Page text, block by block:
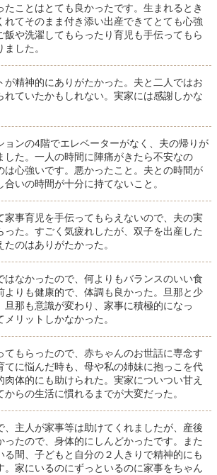
たことはとても良かったです。生まれるとき
れてそのまま付き添い出産できてとても心強
飯や洗濯してもらったり育児も手伝ってもら
した。
が精神的にありがたかった。夫と二人ではお
れていたかもしれない。実家には感謝しかな
ョンの4階でエレベーターがなく、夫の帰りが
した。一人の時間に陣痛がきたら不安なの
は心強いです。悪かったこと。夫との時間が
いの時間が十分に持てないこと。
家事育児を手伝ってもらえないので、夫の実
った。すごく気疲れしたが、双子を出産した
のはありがたかった。
はなかったので、何よりもバランスのいい食
よりも健康的で、体調も良かった。旦那と少
旦那も意識が変わり、家事に積極的になっ
リットしかなかった。
てもらったので、赤ちゃんのお世話に専念す
てに悩んだ時も、母や私の姉妹に抱っこを代
肉体的にも助けられた。実家についつい甘え
らの生活に慣れるまでが大変だった。
、主人が家事等は助けてくれましたが、産後
ったので、身体的にしんどかったです。また
る間、子どもと自分の２人きりで精神的にも
。家にいるのにずっといるのに家事をちゃん